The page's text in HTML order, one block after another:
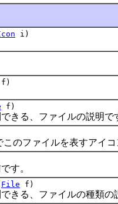
i)
f)
f)
る、ファイルの説明で
このファイルを表すアイコ
す。
File f)
る、ファイルの種類の